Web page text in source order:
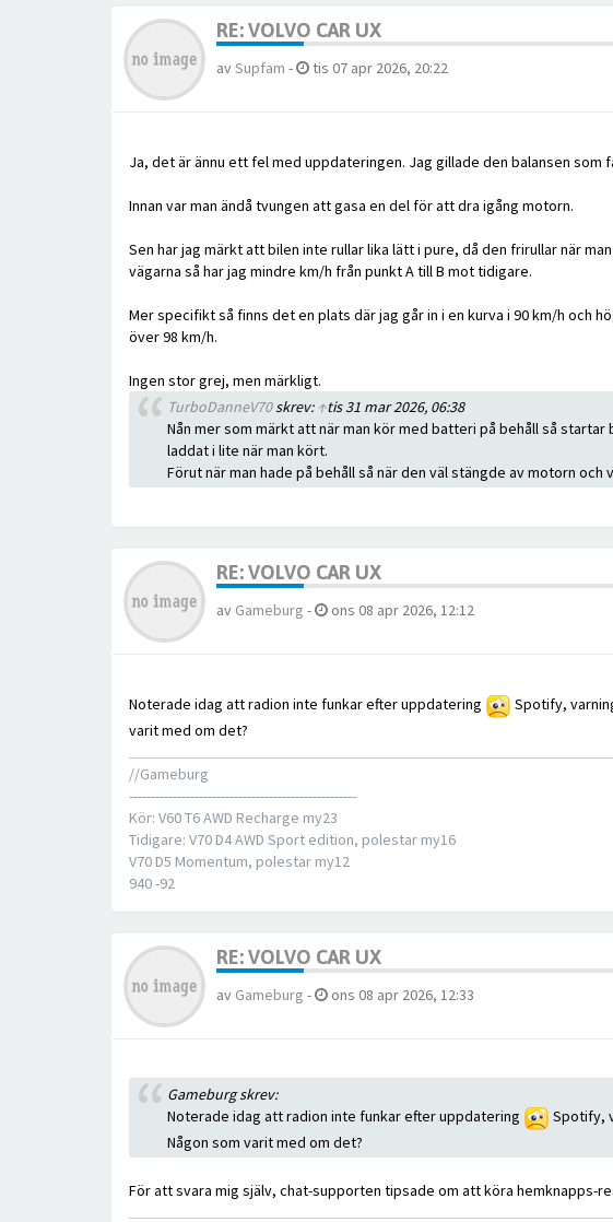
RE: VOLVO CAR UX
avSupfam - tis 07 apr 2026, 20:22
Ja, det är ännu ett fel med uppdateringen. Jag gillade den balansen
Innan var man ändå tvungen att gasa en del för att dra igång motorn.
Sen har jag märkt att bilen inte rullar lika lätt i pure, då den frirullar när
vägarna så har jag mindre km/h från punkt A till B mot tidigare.
Mer specifikt så finns det en plats där jag går in i en kurva i 90 km/h och
över 98 km/h.
Ingen stor grej, men märkligt.
TurboDanneV70skrev:↑tis 31 mar 2026, 06:38
Nån mer som märkt att när man kör med batteri på behåll så
laddat i lite när man kört.
Förut när man hade på behåll så när den väl stängde av motorn
RE: VOLVO CAR UX
av Gameburg - ons 08 apr 2026, 12:12
Noterade idag att radion inte funkar efter uppdatering
Spotify,
varit med om det?
//Gameburg
----------------------------------------------------
Kör: V60 T6 AWD Recharge my23
Tidigare: V70 D4 AWD Sport edition, polestar my16
V70 D5 Momentum, polestar my12
940 -92
RE: VOLVO CAR UX
av Gameburg - ons 08 apr 2026, 12:33
Gameburg skrev:
Noterade idag att radion inte funkar efter uppdatering
Spotify,
Någon som varit med om det?
För att svara mig själv, chat-supporten tipsade om att köra